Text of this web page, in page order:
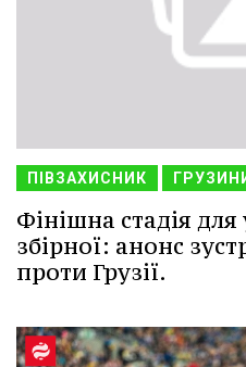
ПІВЗАХИСНИК
Фінішна стадія для
збірної: анонс
проти Грузії.